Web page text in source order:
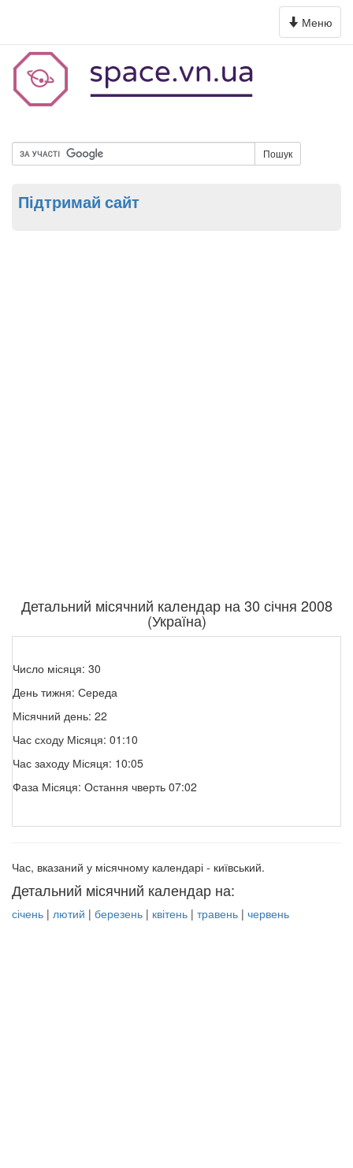
Toggle
navigation
Меню
Пошук
Підтримай сайт
Детальний місячний календар на 30 січня 2008
(Україна)
Число місяця: 30
День тижня: Середа
Місячний день: 22
Час сходу Місяця: 01:10
Час заходу Місяця: 10:05
Фаза Місяця: Остання чверть 07:02
Час, вказаний у місячному календарі - київський.
Детальний місячний календар на:
січень | лютий | березень | квітень | травень | червень